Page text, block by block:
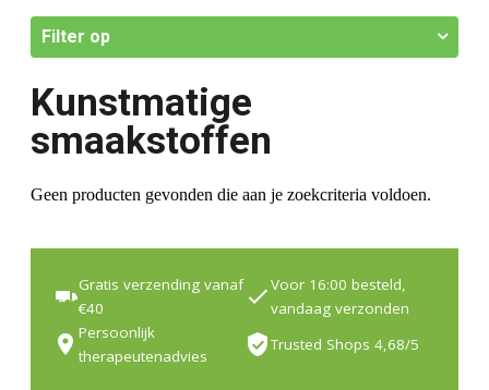
Filter op
Kunstmatige
smaakstoffen
Geen producten gevonden die aan je zoekcriteria voldoen.
Gratis verzending vanaf
€40
Voor 16:00 besteld,
vandaag verzonden
Persoonlijk
therapeutenadvies
Trusted Shops 4,68/5